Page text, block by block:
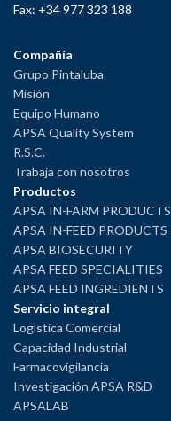
Fax: +34 977 323 188
Compañía
Grupo Pintaluba
Misión
Equipo Humano
APSA Quality System
R.S.C.
Trabaja con nosotros
Productos
APSA IN-FARM PRODUCTS
APSA IN-FEED PRODUCTS
APSA BIOSECURITY
APSA FEED SPECIALITIES
APSA FEED INGREDIENTS
Servicio integral
Logística Comercial
Capacidad Industrial
Farmacovigilancia
Investigación APSA R&D
APSALAB